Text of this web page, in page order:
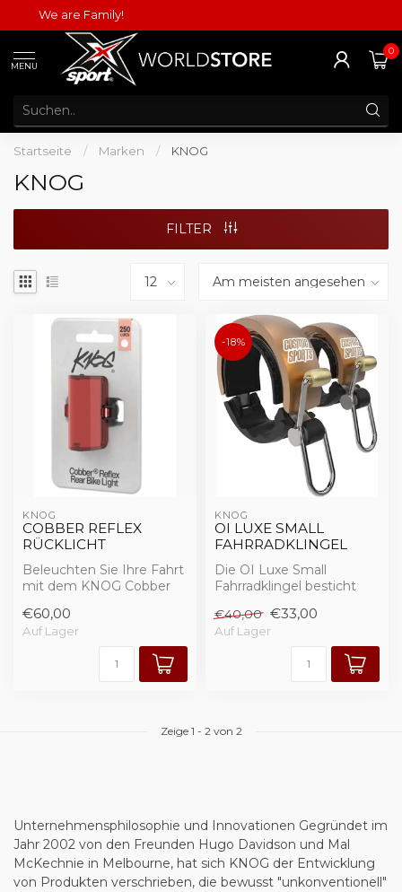
We are Family!
MENU
0
Startseite / Marken / KNOG
KNOG
FILTER
KNOG
COBBER REFLEX
RÜCKLICHT
Beleuchten Sie Ihre Fahrt
mit dem KNOG Cobber
Sie unüb...
€60,00
Auf Lager
-18%
KNOG
OI LUXE SMALL
FAHRRADKLINGEL
Die OI Luxe Small
Fahrradklingel besticht
hochwertig...
€40,00 €33,00
Auf Lager
Zeige 1 - 2von 2
Unternehmensphilosophie und Innovationen Gegründet im
Jahr 2002 von den Freunden Hugo Davidson und Mal
McKechnie in Melbourne, hat sich KNOG der Entwicklung
von Produkten verschrieben, die bewusst "unkonventionell"